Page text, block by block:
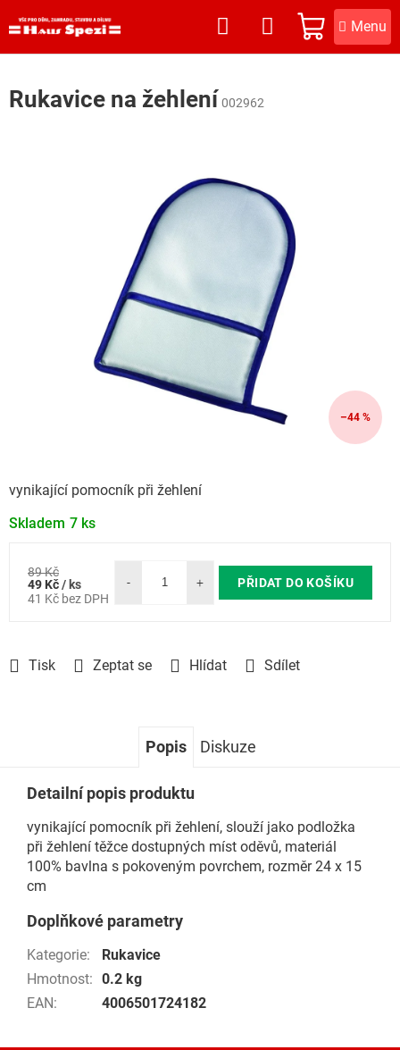
na
NÁKUPNÍ
KOŠÍK
Rukavice na žehlení 002962
–44 %
Skladem 7 ks
vynikající pomocník při žehlení
Tisk Zeptat se Hlídat Sdílet
89 Kč
49 Kč/ ks
41 Kč bez DPH
Měrná
cena:
PŘIDAT DO KOŠÍKU
Popis Diskuze
Detailní popis produktu
vynikající pomocník při žehlení, slouží jako podložka
při žehlení těžce dostupných míst oděvů, materiál
100% bavlna s pokoveným povrchem, rozměr 24 x 15
cm
Doplňkové parametry
Kategorie:
Rukavice
Hmotnost: 0.2 kg
EAN: 4006501724182